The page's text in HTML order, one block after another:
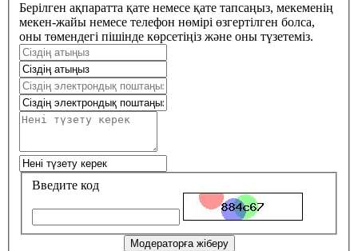
Берілген ақпаратта қате немесе қате тапсаңыз, мекеменің
мекен-жайы немесе телефон нөмірі өзгертілген болса,
оны төмендегі пішінде көрсетіңіз және оны түзетеміз.
Введите код
Модераторға жіберу